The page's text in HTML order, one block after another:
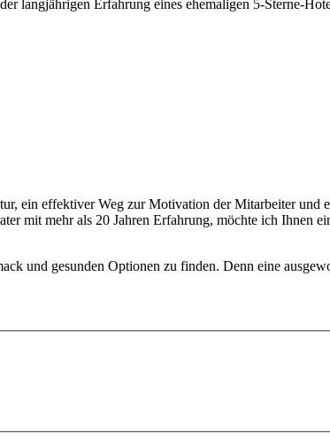
langjährigen Erfahrung eines ehemaligen 5-Sterne-
ein effektiver Weg zur Motivation der Mitarbeiter
mit mehr als 20 Jahren Erfahrung, möchte ich Ihnen
und gesunden Optionen zu finden. Denn eine